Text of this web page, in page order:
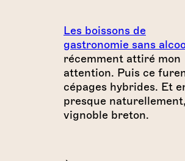
Les boissons de
gastronomie sans
récemment attiré mon
attention. Puis ce
cépages hybrides. Et
presque
vignoble breton.